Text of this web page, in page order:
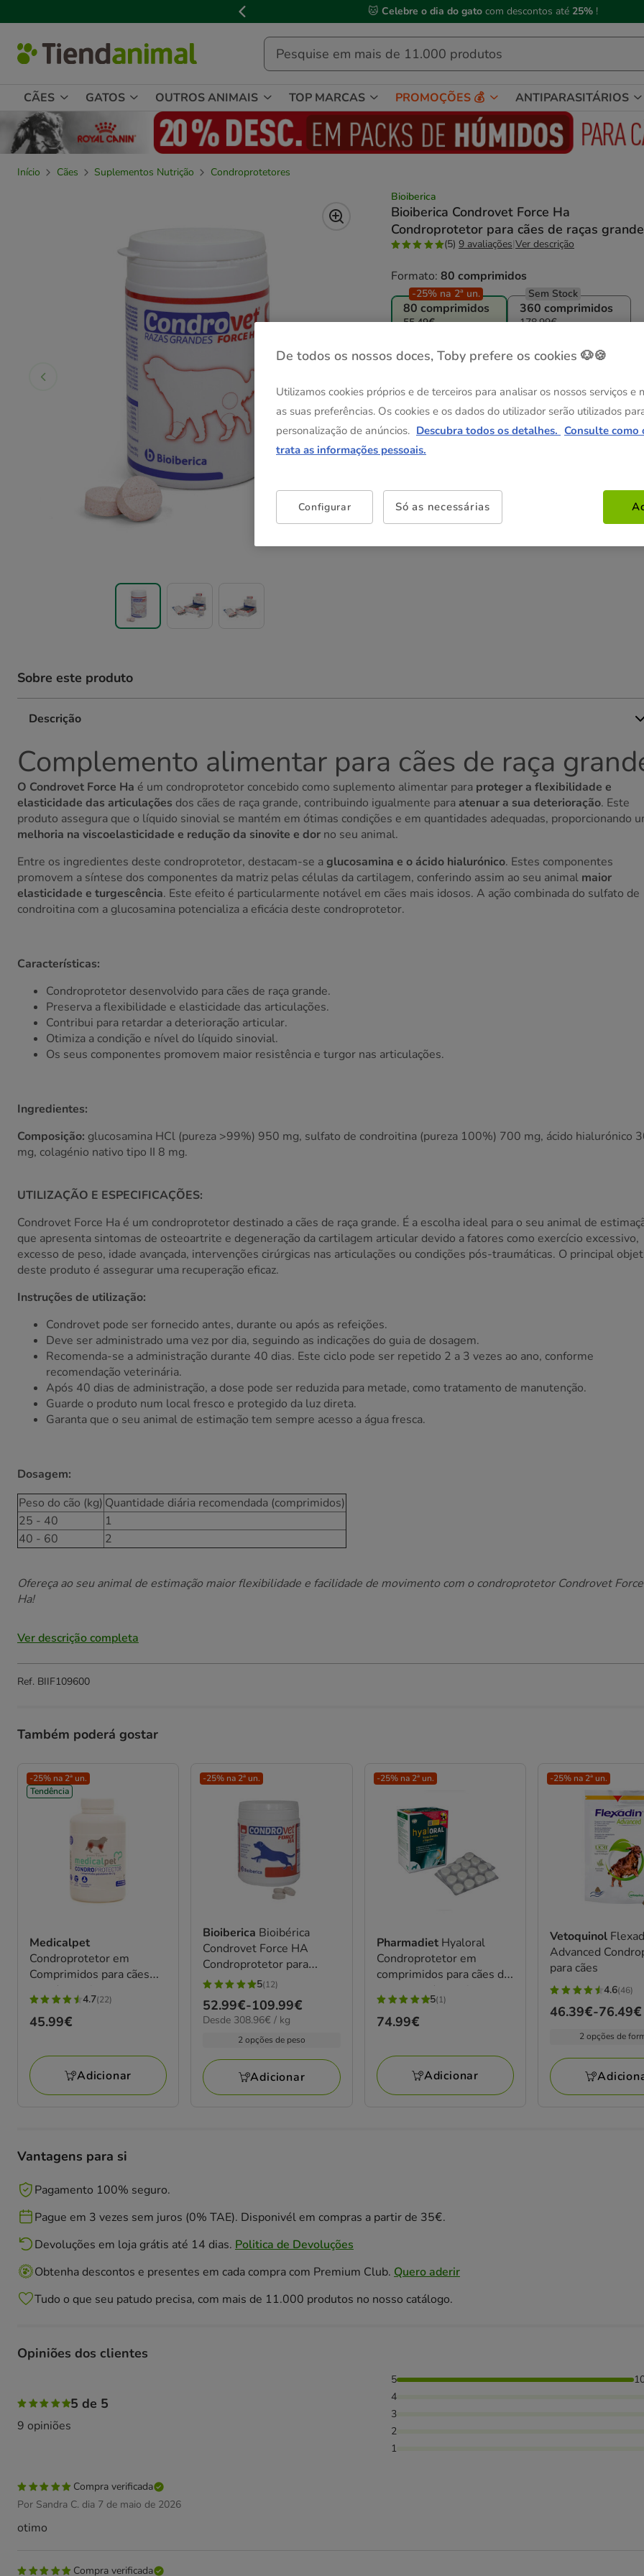
de
mensagem,
🐱 Celebre o dia do gato com descontos até 25% !
CÃES GATOS OUTROS ANIMAIS TOP MARCAS PROMOÇÕES 💰 ANTIPARASITÁRIOS
Início Cães Suplementos Nutrição
Condroprotetores
Bioiberica
Bioiberica Condrovet Force Ha
Condroprotetor para cães de raças
(5) 9 avaliações|Ver descrição
Formato: 80 comprimidos
80 comprimidos
-25% na 2ª un.
55.49€
360 comprimidos
Sem Stock
178.99€
-25% na 2ª un Com cupão numa seleção de
alimentação, higiene e acessórios.
Ver condições
Cupão: SUPER25 Copiar
Sobre este produto
Descrição
Complemento alimentar para cães de raça
O Condrovet Force Ha é um condroprotetor concebido como suplemento alimentar para proteger a flexibilidade e
elasticidade das articulações dos cães de raça grande, contribuindo igualmente paraatenuar a sua deterioração. Este
produto assegura que o líquido sinovial se mantém em ótimas condições e em quantidades adequadas, proporcionando
melhoria na viscoelasticidade e redução da sinovite e dor no seu animal.
Entre os ingredientes deste condroprotetor, destacam-se aglucosamina e o ácido hialurónico. Estes componentes
promovem a síntese dos componentes da matriz pelas células da cartilagem, conferindo assim ao seu animal maior
elasticidade e turgescência. Este efeito é particularmente notável em cães mais idosos. A ação combinada do sulfato de
condroitina com a glucosamina potencializa a eficácia deste condroprotetor.
Características:
Condroprotetor desenvolvido para cães de raça grande.
Preserva a flexibilidade e elasticidade das articulações.
Contribui para retardar a deterioração articular.
Otimiza a condição e nível do líquido sinovial.
Os seus componentes promovem maior resistência e turgor nas articulações.
Ingredientes:
Composição: glucosamina HCl (pureza >99%) 950 mg, sulfato de condroitina (pureza 100%) 700 mg, ácido hialurónico
mg, colagénio nativo tipo II 8 mg.
UTILIZAÇÃO E ESPECIFICAÇÕES:
Condrovet Force Ha é um condroprotetor destinado a cães de raça grande. É a escolha ideal para o seu animal de
que apresenta sintomas de osteoartrite e degeneração da cartilagem articular devido a fatores como exercício excessivo,
excesso de peso, idade avançada, intervenções cirúrgicas nas articulações ou condições pós-traumáticas. O principal
deste produto é assegurar uma recuperação eficaz.
Instruções de utilização:
Condrovet pode ser fornecido antes, durante ou após as refeições.
Deve ser administrado uma vez por dia, seguindo as indicações do guia de dosagem.
Recomenda-se a administração durante 40 dias. Este ciclo pode ser repetido 2 a 3 vezes ao ano, conforme
recomendação veterinária.
Após 40 dias de administração, a dose pode ser reduzida para metade, como tratamento de manutenção.
Guarde o produto num local fresco e protegido da luz direta.
Garanta que o seu animal de estimação tem sempre acesso a água fresca.
Dosagem:
Peso do cão (kg) Quantidade diária recomendada (comprimidos)
25 - 40
1
40 - 60
2
Ofereça ao seu animal de estimação maior flexibilidade e facilidade de movimento com o condroprotetor Condrovet Force
Ha!
Ver descrição completa
Ref. BIIF109600
Também poderá gostar
-25% na 2ª un.
Tendência
Medicalpet
Condroprotetor em
Comprimidos para cães
grandes e gigantes
4.7
estrelas
22
avaliações
4.7(22)
Preço
45.99€
Adicionar
-25% na 2ª un.
Bioiberica Bioibérica
Condrovet Force HA
Condroprotetor para
desgaste articular em
5
estrelas
com
avaliações
5(12)
Preço
de
52.99€
109.99€
52.99€-109.99€
308.96€
Desde 308.96€ / kg
2 opções de peso
Adicionar
-25% na 2ª un.
Pharmadiet Hyaloral
Condroprotetor em
comprimidos para cães de
raças grandes e gigantes
5
estrelas
1
avaliações
5(1)
Preço
74.99€
Adicionar
-25% na 2ª un.
Vetoquinol
Advanced
para cães
4.6
estrelas
avaliações
4.6(46)
Preço
a
76.49€
46.39€-76.49€
2 opções de
Vantagens para si
Pagamento 100% seguro.
Pague em 3 vezes sem juros (0% TAE). Disponivél em compras a partir de 35€.
Devoluções em loja grátis até 14 dias. Politica de Devoluções
Obtenha descontos e presentes em cada compra com Premium Club. Quero aderir
Tudo o que seu patudo precisa, com mais de 11.000 produtos no nosso catálogo.
Opiniões dos clientes
5 de 5
9 opiniões
5
4
3
2
1
Compra verificada
Por Sandra C. dia 7 de maio de 2026
otimo
Compra verificada
De todos os nossos doces, Toby prefere os cookies 🐶🍪
Utilizamos cookies próprios e de terceiros para analisar os nossos serviços e
as suas preferências. Os cookies e os dados do utilizador serão utilizados
personalização de anúncios. Descubra todos os detalhes. Consulte como
trata as informações pessoais.
Configurar Só as necessárias